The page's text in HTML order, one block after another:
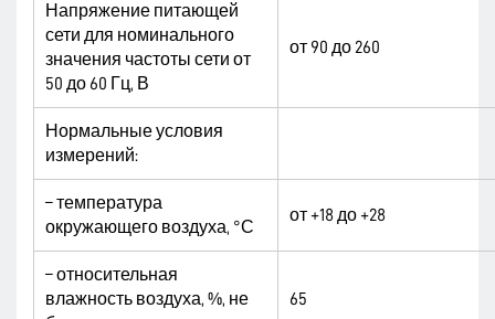
Напряжение питающей
сети для номинального
значения частоты сети от
50 до 60 Гц, В
от 90 до 260
Нормальные условия
измерений:
– температура
окружающего воздуха, °С
от +18 до +28
– относительная
влажность воздуха, %, не
65